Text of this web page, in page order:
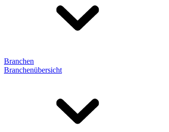
Branchen
Branchenübersicht